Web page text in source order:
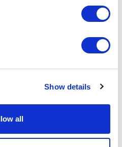
Show details
all